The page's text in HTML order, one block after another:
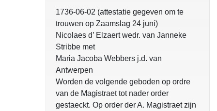
1736-06-02 (attestatie gegeven om te
trouwen op Zaamslag 24 juni)
Nicolaes d’ Elzaert wedr. van Janneke
Stribbe met
Maria Jacoba Webbers j.d. van
Antwerpen
Worden de volgende geboden op ordre
van de Magistraet tot nader order
gestaeckt. Op order der A. Magistraet zijn